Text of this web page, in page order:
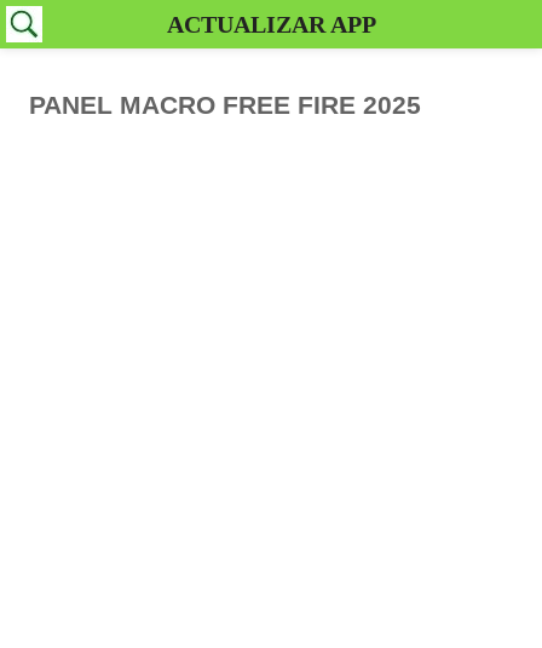
PANEL MACRO FREE FIRE 2025
ACTUALIZAR APP